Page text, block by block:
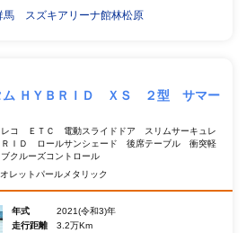
馬 スズキアリーナ館林松原
ム ＨＹＢＲＩＤ ＸＳ ２型 サマー
コ ＥＴＣ 電動スライドドア スリムサーキュレ
ＩＤ ロールサンシェード 後席テーブル 衝突軽
クルーズコントロール
レットパールメタリック
年式
2021(令和3)年
走行距離
3.2万Km